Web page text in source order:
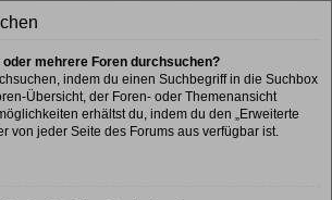
oder mehrere Foren durchsuchen?
indem du einen Suchbegriff in die Suchbox
Übersicht, der Foren- oder Themenansicht
erhältst du, indem du den „Erweiterte
von jeder Seite des Forums aus verfügbar ist.